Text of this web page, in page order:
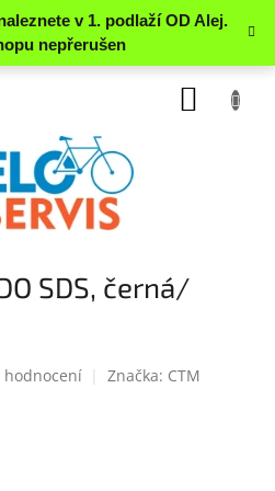
SDS, černá/
hodnocení Značka: CTM